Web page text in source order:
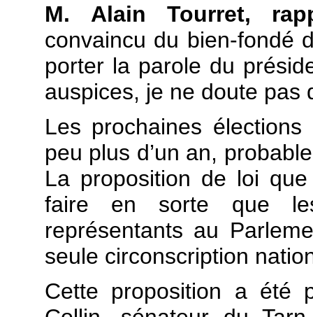
M. Alain Tourret,
convaincu du bien-fondé
porter la parole du
auspices, je ne doute pas
Les prochaines
peu plus d’un an,
La proposition de loi
faire en sorte que
représentants au
seule circonscription
Cette proposition a été